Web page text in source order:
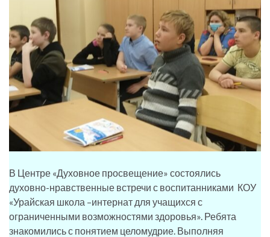
В Центре «Духовное просвещение» состоялись
духовно-нравственные встречи с воспитанниками КОУ
«Урайская школа –интернат для учащихся с
ограниченными возможностями здоровья». Ребята
знакомились с понятием целомудрие. Выполняя